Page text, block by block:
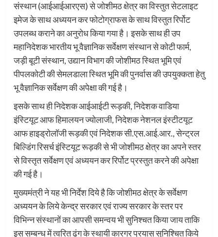
संस्थान (आईआईआरएस) से जोशीमठ क्षेत्र का विस्तुत सेटलाइट
इमेज के साथ अध्ययन कर फोटोग्राफस के साथ विस्तुत रिर्पोट
उपलब्ध कराने का अनुरोध किया गया है। इसके साथ ही उप
महानिदेशक भारतीय भू वैज्ञानिक सर्वेक्षण संस्थान से कोटी फार्म,
जड़ी बूटी संस्थान, उद्यान विभाग की जोशीमठ स्थित भूमि एवं
पीपलकोटी की सेमलडाला स्थित भूमि की पुनर्वास की उपयुक्कता हेतु
भू वैज्ञानिक सर्वेक्षण की अपेक्षा की गई है।
इसके साथ ही निदेशक आईआईटी रूड़की, निदेशक वाडिया
इंस्टियूट आफ हिमालयन ज्योलाजी, निदेशक नेशनल इंस्टीटयूट
आफ हाइड्रोलॉजी रूड़की एवं निदेशक सी.एस.आई.आर., सेन्ट्रल
बिल्डिंग रिसर्च इंस्टियूट रूड़की से भी जोशीमठ क्षेत्र का अपने स्तर
से विस्तृत सर्वेक्षण एवं अध्ययन कर रिर्पोट प्रस्तुत करने की अपेक्षा
की गई है।
मुख्यमंत्री ने यह भी निर्देश दिये है कि जोशीमठ क्षेत्र के सर्वेक्षण
अध्ययन के लिये केन्द्र सरकार एवं राज्य सरकार के स्तर पर
विभिन्न संस्थानों का आपसी समन्वय भी सुनिश्चत किया जाय ताकि
इस सम्बन्ध में त्वरित ढंग के स्थायी कारगर प्रयास सुनिश्चित किये